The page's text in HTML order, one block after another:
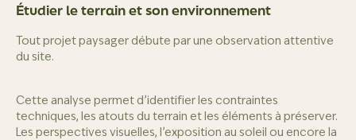
Étudier le terrain et son environnement
Tout projet paysager débute par une observation attentive
du site.
Cette analyse permet d’identifier les contraintes
techniques, les atouts du terrain et les éléments à préserver.
Les perspectives visuelles, l’exposition au soleil ou encore la